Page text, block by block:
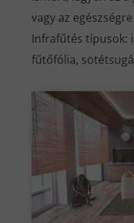
vagy az
Infrafűtés típusok:
fűtőfólia,